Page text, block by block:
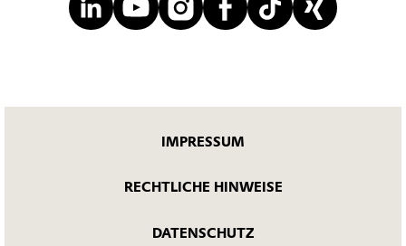
IMPRESSUM
RECHTLICHE HINWEISE
DATENSCHUTZ